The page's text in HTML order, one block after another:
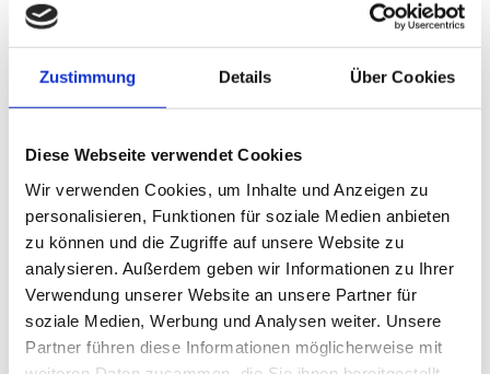
Zustimmung Details Über Cookies
Diese Webseite verwendet Cookies
Wir verwenden Cookies, um Inhalte und Anzeigen zu
personalisieren, Funktionen für soziale Medien anbieten
zu können und die Zugriffe auf unsere Website zu
analysieren. Außerdem geben wir Informationen zu Ihrer
Verwendung unserer Website an unsere Partner für
soziale Medien, Werbung und Analysen weiter. Unsere
Partner führen diese Informationen möglicherweise mit
2006 wurde der Betrieb in die 3. Generation an den Dachdeckermeister
Christoph Mehrle übergeben.
Heute sind in unserem Betrieb 3 Dachdeckermeister, 5 Dachdeckergesellen
und 1 Zimmerergeselle beschäftigt.
Ob Sie nun ein komplett neues Dach benötigen, Ihr Dach nicht mehr nach